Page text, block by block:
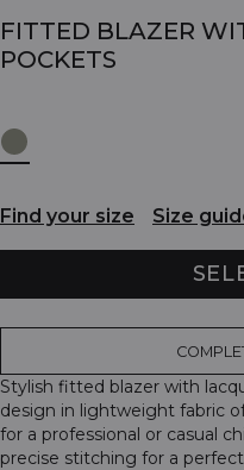
FITTED BLAZER
POCKETS
Find your size Size
Stylish fitted blazer with
design in lightweight fabric
for a professional or casual
precise stitching for a